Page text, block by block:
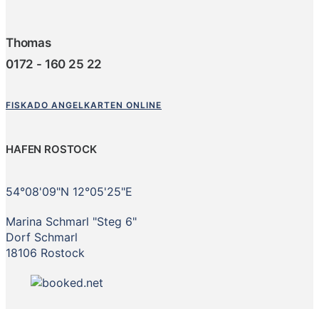
Thomas
0172 - 160 25 22
FISKADO ANGELKARTEN ONLINE
HAFEN ROSTOCK
54°08'09"N 12°05'25"E
Marina Schmarl "Steg 6"
Dorf Schmarl
18106 Rostock